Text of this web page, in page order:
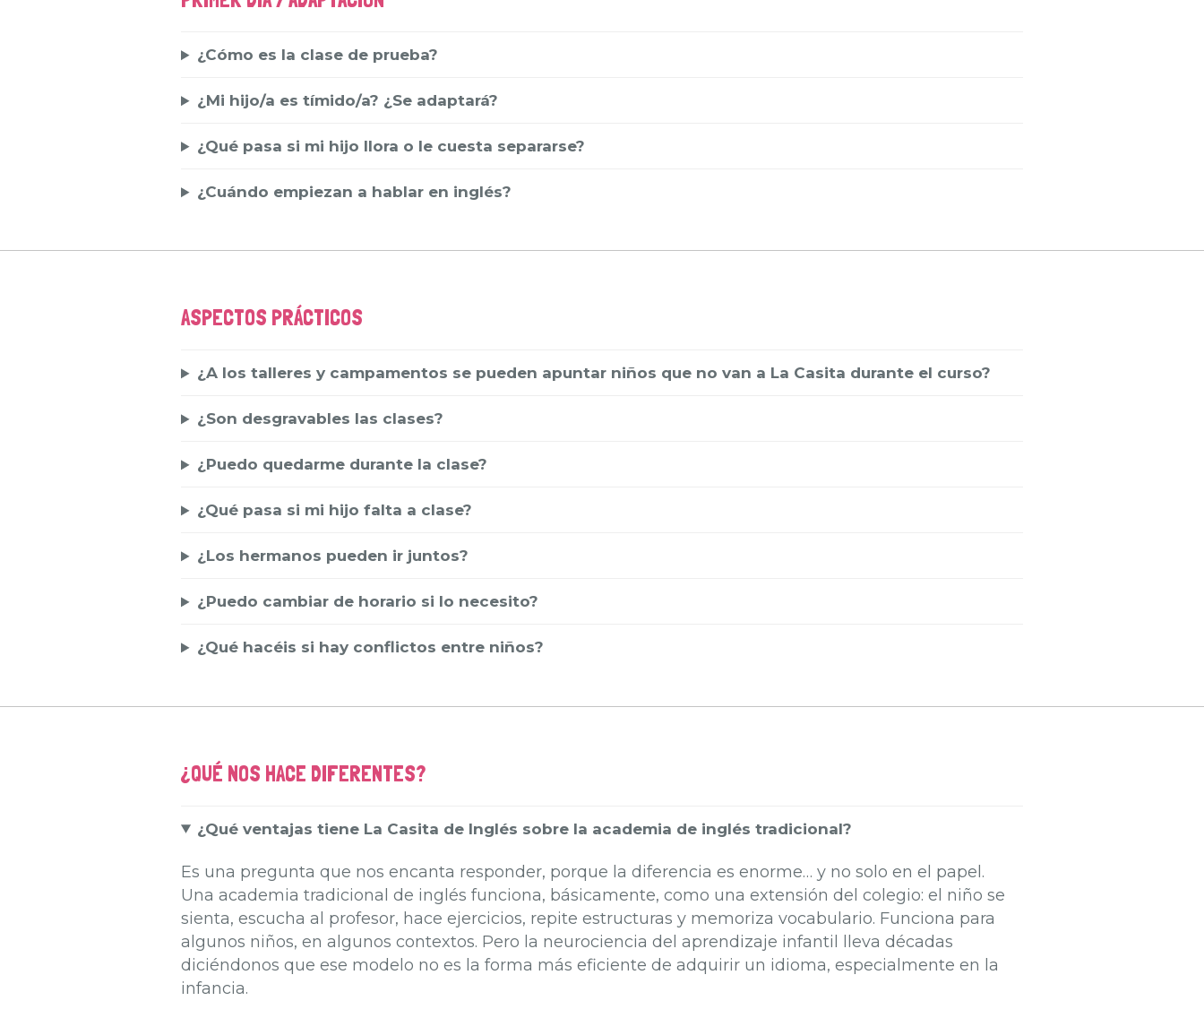
¿Cómo es la clase de prueba?
¿Mi hijo/a es tímido/a? ¿Se adaptará?
¿Qué pasa si mi hijo llora o le cuesta separarse?
¿Cuándo empiezan a hablar en inglés?
ASPECTOS PRÁCTICOS
¿A los talleres y campamentos se pueden apuntar niños que no van a La Casita durante el curso?
¿Son desgravables las clases?
¿Puedo quedarme durante la clase?
¿Qué pasa si mi hijo falta a clase?
¿Los hermanos pueden ir juntos?
¿Puedo cambiar de horario si lo necesito?
¿Qué hacéis si hay conflictos entre niños?
¿QUÉ NOS HACE DIFERENTES?
¿Qué ventajas tiene La Casita de Inglés sobre la academia de inglés tradicional?
Es una pregunta que nos encanta responder, porque la diferencia es enorme… y no solo en el papel.
Una academia tradicional de inglés funciona, básicamente, como una extensión del colegio: el niño se
sienta, escucha al profesor, hace ejercicios, repite estructuras y memoriza vocabulario. Funciona para
algunos niños, en algunos contextos. Pero la neurociencia del aprendizaje infantil lleva décadas
diciéndonos que ese modelo no es la forma más eficiente de adquirir un idioma, especialmente en la
infancia.